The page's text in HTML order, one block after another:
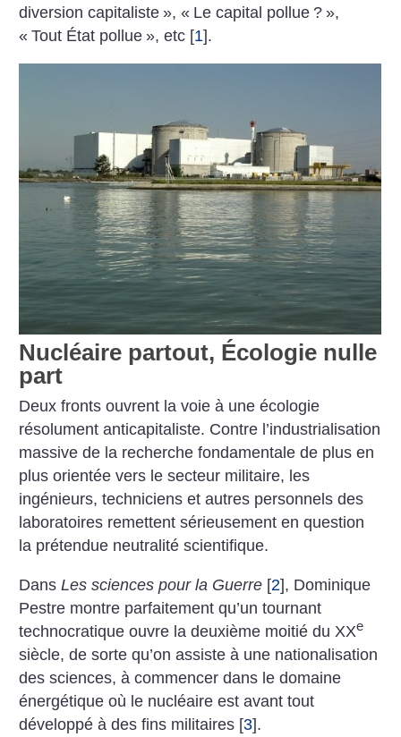
diversion capitaliste », « Le capital pollue ? »,
« Tout État pollue », etc [1].
Nucléaire partout, Écologie nulle
part
Deux fronts ouvrent la voie à une écologie
résolument anticapitaliste. Contre l’industrialisation
massive de la recherche fondamentale de plus en
plus orientée vers le secteur militaire, les
ingénieurs, techniciens et autres personnels des
laboratoires remettent sérieusement en question
la prétendue neutralité scientifique.
DansLes sciences pour la Guerre [2], Dominique
Pestre montre parfaitement qu’un tournant
technocratique ouvre la deuxième moitié du XXe
siècle, de sorte qu’on assiste à une nationalisation
des sciences, à commencer dans le domaine
énergétique où le nucléaire est avant tout
développé à des fins militaires [3].